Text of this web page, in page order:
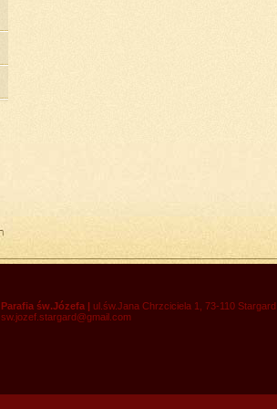
Parafia św.Józefa | ul.św.Jana Chrzciciela 1, 73-110 Stargard
sw.jozef.stargard@gmail.com